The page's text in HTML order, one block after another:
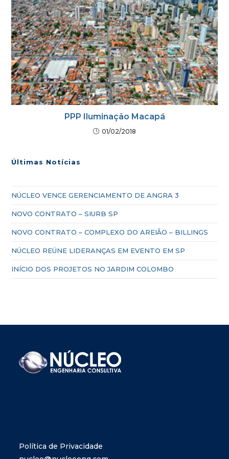
PPP Iluminação Macapá
01/02/2018
Últimas Notícias
NÚCLEO VENCE GERENCIAMENTO DE ANGRA 3
NOVO CONTRATO – SIURB SP
NOVO CONTRATO – COMPLEXO DO AREIÃO – BILLINGS
NÚCLEO REÚNE LIDERANÇAS EM EVENTO EM SP
INÍCIO DOS PROJETOS NO JARDIM COLOMBO
Política de Privacidade